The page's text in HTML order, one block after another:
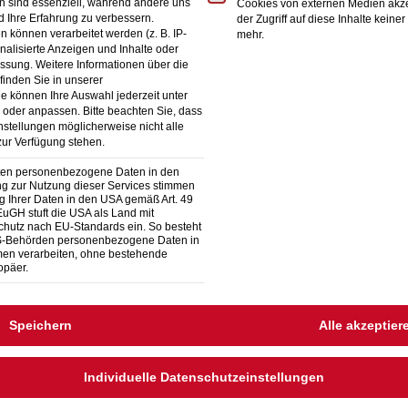
eine beschränkte Mietdauer mit Ablauffrist sind
zu bedenken sind. Ein Eigenheim hingegen besitzt
Privatsphäre. Bei einem Einfamilienhaus wird
einstöckiges Einfamilienhaus bezeichnet man als
So gelangt man vom Wohnzimmer
Wohnraum dienen kann. Ohne Treppensteigen
ältere Menschen wesentlich einfacher. Ein
Bauweise aus. Die benötigten Baumodule sind
vorgesehenen Bauplatz geliefert. Das Fertighaus ist
extrem kurz ist. Nach der schlüsselfertigen
endgültig über einen Haustyp entschieden wird, gilt
Dabei sollten die Interessen der
Ihre Erfahrung zu verbessern.
können verarbeitet werden (z. B. IP-
Anzeigen und Inhalte oder
Weitere Informationen über die
Sie in unserer
können Ihre Auswahl jederzeit unter
anpassen. Bitte beachten Sie, dass
möglicherweise nicht alle
Verfügung stehen.
personenbezogene Daten in den
zur Nutzung dieser Services stimmen
Ihrer Daten in den USA gemäß Art. 49
stuft die USA als Land mit
nach EU-Standards ein. So besteht
Behörden personenbezogene Daten in
verarbeiten, ohne bestehende
Cookies von externen Medien
der Zugriff auf diese Inhalte
mehr.
Speichern Alle
Individuelle Datenschutzeinstellungen